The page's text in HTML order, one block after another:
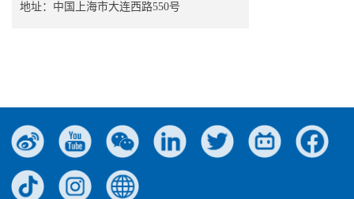
地址：中国上海市大连西路550号